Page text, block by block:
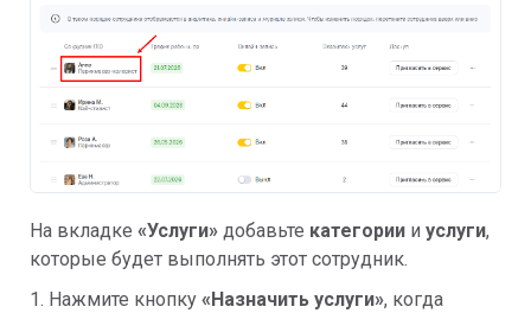
На вкладке «Услуги» добавьте категории и услуги,
которые будет выполнять этот сотрудник.
1. Нажмите кнопку «Назначить услуги», когда